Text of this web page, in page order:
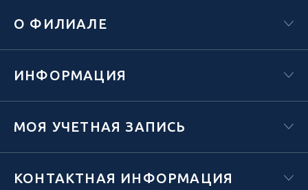
О ФИЛИАЛЕ
ИНФОРМАЦИЯ
МОЯ УЧЕТНАЯ ЗАПИСЬ
КОНТАКТНАЯ ИНФОРМАЦИЯ